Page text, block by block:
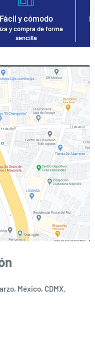
Fácil y cómodo
y compra de forma
sencilla
México, CDMX.